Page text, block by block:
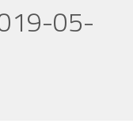
05-